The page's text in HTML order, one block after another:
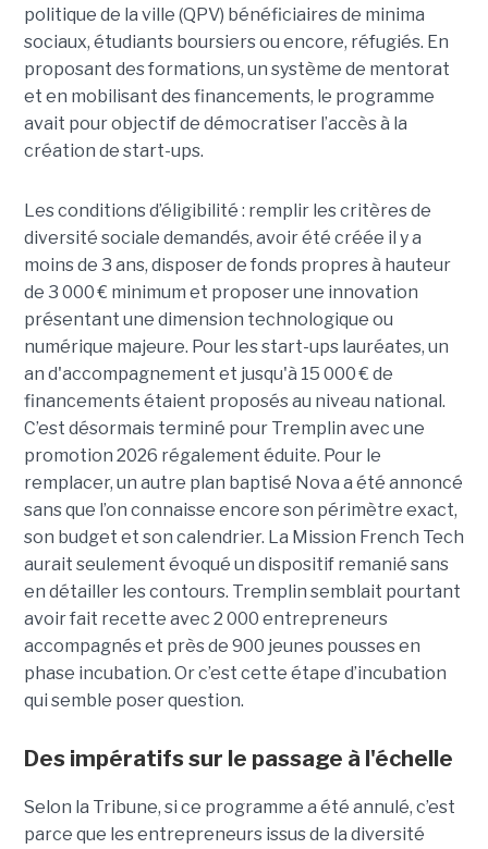
politique de la ville (QPV) bénéficiaires de minima
sociaux, étudiants boursiers ou encore, réfugiés. En
proposant des formations, un système de mentorat
et en mobilisant des financements, le programme
avait pour objectif de démocratiser l’accès à la
création de start-ups.
Les conditions d’éligibilité : remplir les critères de
diversité sociale demandés, avoir été créée il y a
moins de 3 ans, disposer de fonds propres à hauteur
de 3 000 € minimum et proposer une innovation
présentant une dimension technologique ou
numérique majeure. Pour les start-ups lauréates, un
an d'accompagnement et jusqu'à 15 000 € de
financements étaient proposés au niveau national.
C’est désormais terminé pour Tremplin avec une
promotion 2026 régalement éduite. Pour le
remplacer, un autre plan baptisé Nova a été annoncé
sans que l’on connaisse encore son périmètre exact,
son budget et son calendrier. La Mission French Tech
aurait seulement évoqué un dispositif remanié sans
en détailler les contours. Tremplin semblait pourtant
avoir fait recette avec 2 000 entrepreneurs
accompagnés et près de 900 jeunes pousses en
phase incubation. Or c’est cette étape d’incubation
qui semble poser question.
Des impératifs sur le passage à l'échelle
Selon la Tribune, si ce programme a été annulé, c’est
parce que les entre­pre­neurs issus de la diver­sité